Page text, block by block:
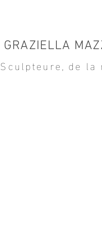
GRAZIELLA
Sculpteure, de